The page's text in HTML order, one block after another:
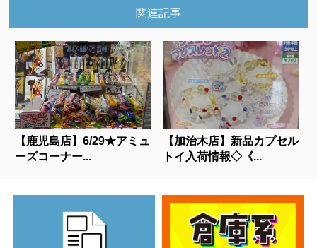
関連記事
【鹿児島店】6/29★アミュ
ーズコーナー...
【加治木店】新品カプセル
トイ入荷情報◇《...